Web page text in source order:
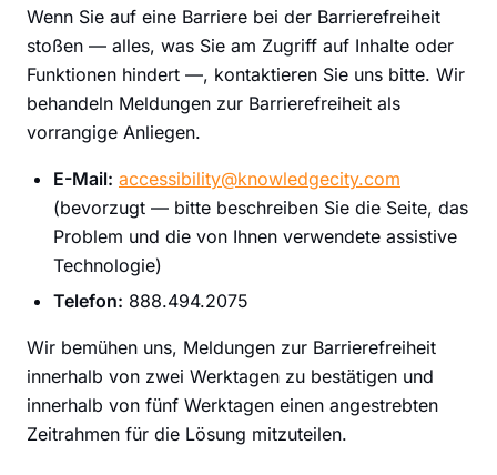
Wenn Sie auf eine Barriere bei der Barrierefreiheit
stoßen — alles, was Sie am Zugriff auf Inhalte oder
Funktionen hindert —, kontaktieren Sie uns bitte. Wir
behandeln Meldungen zur Barrierefreiheit als
vorrangige Anliegen.
E-Mail: accessibility@knowledgecity.com
(bevorzugt — bitte beschreiben Sie die Seite, das
Problem und die von Ihnen verwendete assistive
Technologie)
Telefon: 888.494.2075
Wir bemühen uns, Meldungen zur Barrierefreiheit
innerhalb von zwei Werktagen zu bestätigen und
innerhalb von fünf Werktagen einen angestrebten
Zeitrahmen für die Lösung mitzuteilen.